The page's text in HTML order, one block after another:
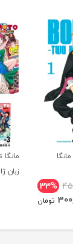
مانگا Boruto Two Blue Vortex مانگا
33%
تومان
زبان